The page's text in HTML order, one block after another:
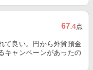
67.4点
て良い。円から外貨預金
キャンペーンがあったの